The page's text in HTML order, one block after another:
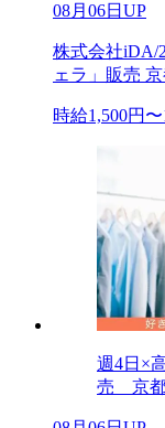
08月06日UP
株式会社iDA/
ェラ」販売
時給1,500円〜
週4日×
売 京